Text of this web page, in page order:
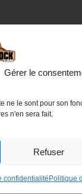
Gérer le
ne le sont pour son
n'en sera fait.
Refuser
confidentialité Politique
Nous